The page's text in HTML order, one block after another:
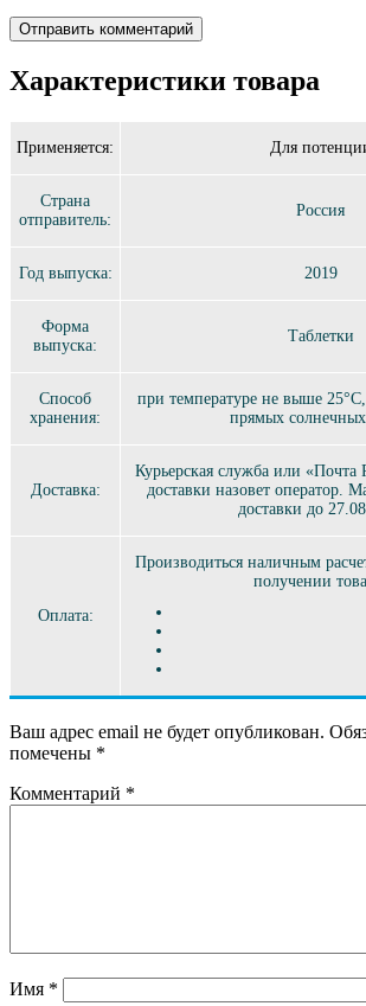
Характеристики товара
Применяется: Для
Страна
отправитель:
Россия
Год выпуска: 2019
Форма
выпуска:
Таблетки
Способ
хранения:
при температуре не выше
прямых
Доставка:
Курьерская служба или «Почта
доставки назовет оператор.
доставки до
Оплата:
Производиться наличным
получении
Ваш адрес email не будет опубликован.
помечены *
Комментарий *
Имя *